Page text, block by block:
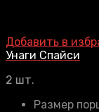
Добавить в
Унаги Спайси
2 шт.
Размер